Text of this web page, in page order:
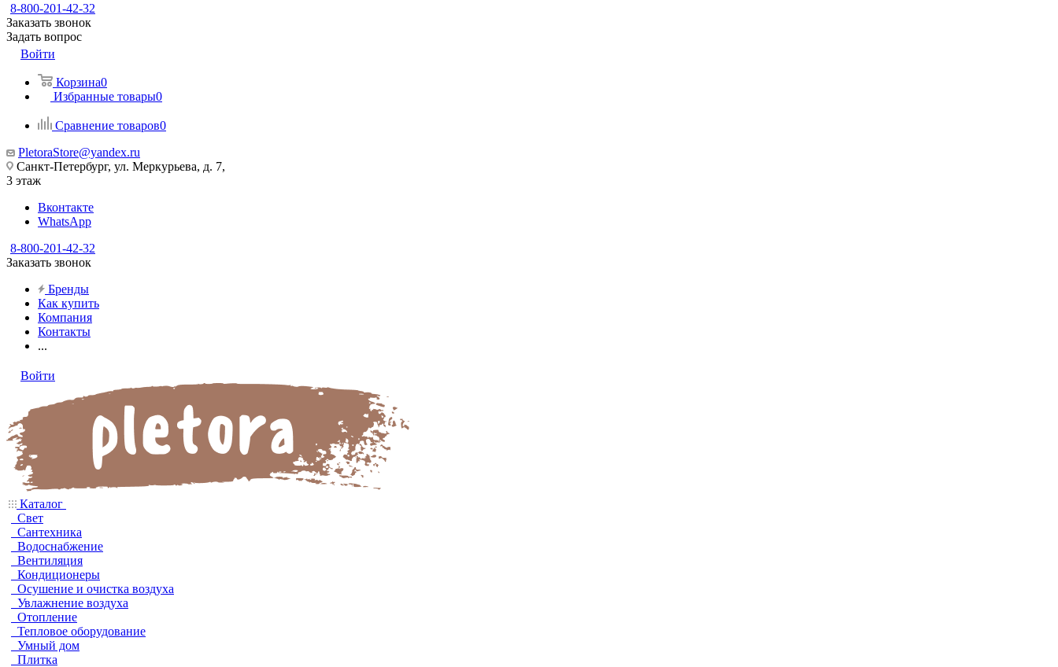
8-800-201-42-32
Заказать звонок
Задать вопрос
Войти
Корзина0
Избранные товары0
Сравнение товаров0
PletoraStore@yandex.ru
Санкт-Петербург, ул. Меркурьева, д. 7,
3 этаж
Вконтакте
WhatsApp
8-800-201-42-32
Заказать звонок
Бренды
Как купить
Компания
Контакты
...
Войти
Каталог
Свет
Сантехника
Водоснабжение
Вентиляция
Кондиционеры
Осушение и очистка воздуха
Увлажнение воздуха
Отопление
Тепловое оборудование
Умный дом
Плитка